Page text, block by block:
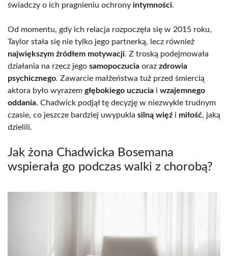
świadczy o ich pragnieniu ochrony intymności.
Od momentu, gdy ich relacja rozpoczęła się w 2015 roku,
Taylor stała się nie tylko jego partnerką, lecz również
największym źródłem motywacji. Z troską podejmowała
działania na rzecz jego samopoczucia oraz zdrowia
psychicznego. Zawarcie małżeństwa tuż przed śmiercią
aktora było wyrazem głębokiego uczucia i wzajemnego
oddania. Chadwick podjął tę decyzję w niezwykle trudnym
czasie, co jeszcze bardziej uwypukla silną więź i miłość, jaką
dzielili.
Jak żona Chadwicka Bosemana
wspierała go podczas walki z chorobą?